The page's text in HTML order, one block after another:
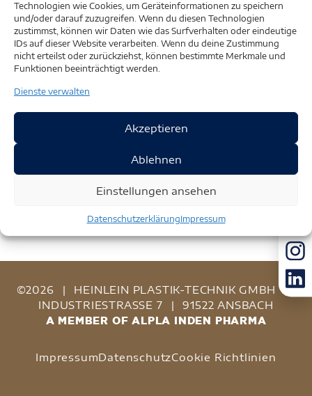
Technologien wie Cookies, um Geräteinformationen zu speichern
und/oder darauf zuzugreifen. Wenn du diesen Technologien
zustimmst, können wir Daten wie das Surfverhalten oder eindeutige
IDs auf dieser Website verarbeiten. Wenn du deine Zustimmung
nicht erteilst oder zurückziehst, können bestimmte Merkmale und
Funktionen beeinträchtigt werden.
Dienste verwalten
Akzeptieren
Ablehnen
Einstellungen ansehen
DatenschutzerklärungImpressum
©2026 | HEINLEIN PLASTIK-TECHNIK GMBH
|
INDUSTRIESTRASSE 7
| 91522 ANSBACH
A MEMBER OF ALPLA INDEN PHARMA
ImpressumDatenschutzCookie Richtlinien